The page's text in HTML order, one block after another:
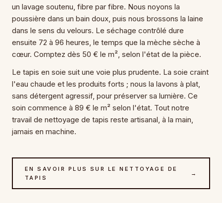
un lavage soutenu, fibre par fibre. Nous noyons la
poussière dans un bain doux, puis nous brossons la laine
dans le sens du velours. Le séchage contrôlé dure
ensuite 72 à 96 heures, le temps que la mèche sèche à
cœur. Comptez dès 50 € le m², selon l'état de la pièce.
Le tapis en soie suit une voie plus prudente. La soie craint
l'eau chaude et les produits forts ; nous la lavons à plat,
sans détergent agressif, pour préserver sa lumière. Ce
soin commence à 89 € le m² selon l'état. Tout notre
travail de nettoyage de tapis reste artisanal, à la main,
jamais en machine.
EN SAVOIR PLUS SUR LE NETTOYAGE DE
TAPIS
→